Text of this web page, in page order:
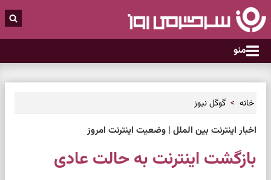
منو
خانه گوگل نیوز
اخبار اینترنت بین الملل | وضعیت اینترنت امروز
بازگشت اینترنت به حالت عادی